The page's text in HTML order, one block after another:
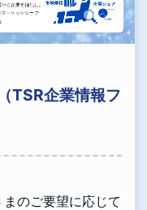
TSR企業情報フ
のご要望に応じて